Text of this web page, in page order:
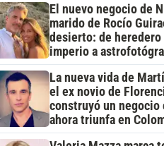
El nuevo negocio de
marido de Rocío
desierto: de heredero
imperio a
La nueva vida de
el ex novio de
construyó un negocio
ahora triunfa en